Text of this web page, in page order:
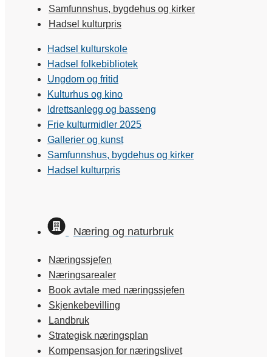
Samfunnshus, bygdehus og kirker
Hadsel kulturpris
Hadsel kulturskole
Hadsel folkebibliotek
Ungdom og fritid
Kulturhus og kino
Idrettsanlegg og basseng
Frie kulturmidler 2025
Gallerier og kunst
Samfunnshus, bygdehus og kirker
Hadsel kulturpris
Næring og naturbruk
Næringssjefen
Næringsarealer
Book avtale med næringssjefen
Skjenkebevilling
Landbruk
Strategisk næringsplan
Kompensasjon for næringslivet